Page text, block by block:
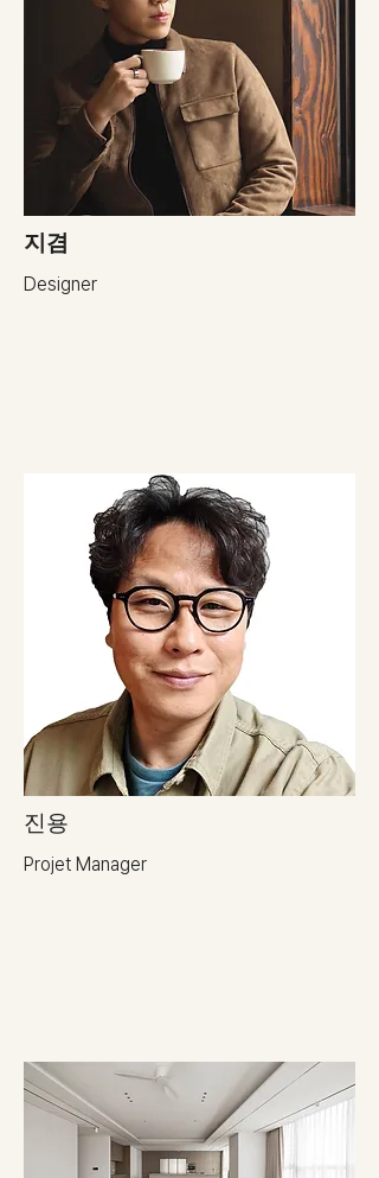
지겸
Designer
진용
Projet Manager